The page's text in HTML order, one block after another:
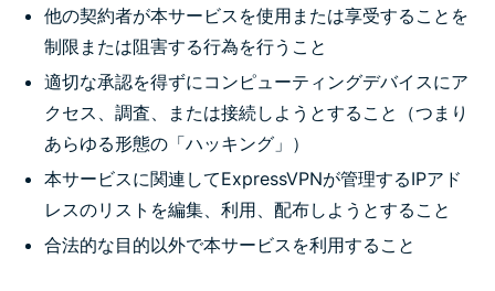
他の契約者が本サービスを使用または享受することを
制限または阻害する行為を行うこと
適切な承認を得ずにコンピューティングデバイスにア
クセス、調査、または接続しようとすること（つまり
あらゆる形態の「ハッキング」）
本サービスに関連してExpressVPNが管理するIPアド
レスのリストを編集、利用、配布しようとすること
合法的な目的以外で本サービスを利用すること